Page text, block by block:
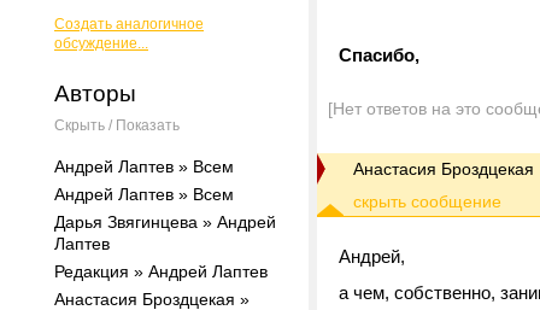
Создать аналогичное
обсуждение...
Авторы
Скрыть / Показать
Андрей Лаптев » Всем
Андрей Лаптев » Всем
Дарья Звягинцева » Андрей
Лаптев
Редакция » Андрей Лаптев
Анастасия Броздцекая »
Спасибо,
[Нет ответов на это
Анастасия Броздцекая
Андрей,
а чем, собственно,